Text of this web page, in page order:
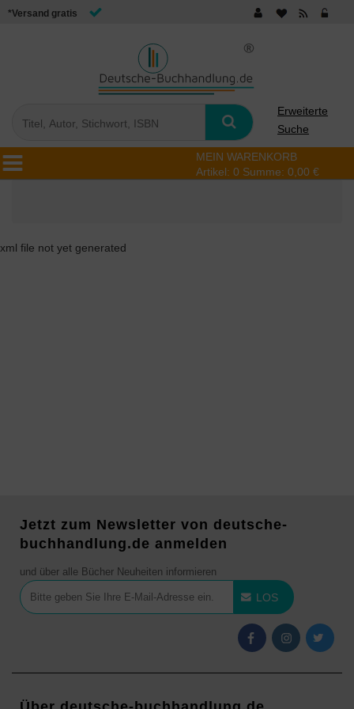
*Versand gratis
Erweiterte
Suche
MEIN WARENKORB
Artikel: 0 Summe: 0,00 €
xml file not yet generated
Jetzt zum Newsletter von deutsche-
buchhandlung.de anmelden
und über alle Bücher Neuheiten informieren
LOS